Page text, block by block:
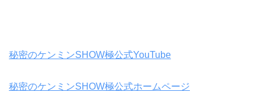
秘密のケンミンSHOW極公式YouTube
秘密のケンミンSHOW極公式ホームページ